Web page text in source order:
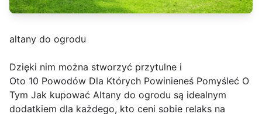
altany do ogrodu
Dzięki nim można stworzyć przytulne i
Oto 10 Powodów Dla Których Powinieneś Pomyśleć O
Tym Jak kupować Altany do ogrodu są idealnym
dodatkiem dla każdego, kto ceni sobie relaks na